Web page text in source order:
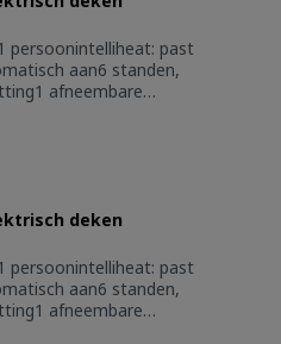
persoonintelliheat: past
aan6 standen,
afneembare
100% microfleece
deken
persoonintelliheat: past
aan6 standen,
afneembare
100% microfleece